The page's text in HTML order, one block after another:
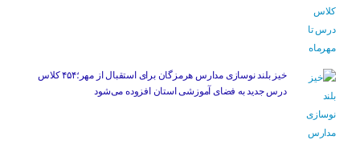
خیز بلند نوسازی مدارس هرمزگان برای استقبال از مهر؛۴۵۴ کلاس
درس جدید به فضای آموزشی استان افزوده می‌شود